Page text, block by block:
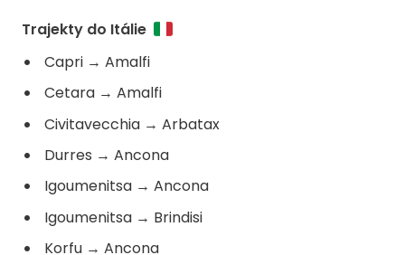
Trajekty do Itálie
Capri → Amalfi
Cetara → Amalfi
Civitavecchia → Arbatax
Durres → Ancona
Igoumenitsa → Ancona
Igoumenitsa → Brindisi
Korfu → Ancona